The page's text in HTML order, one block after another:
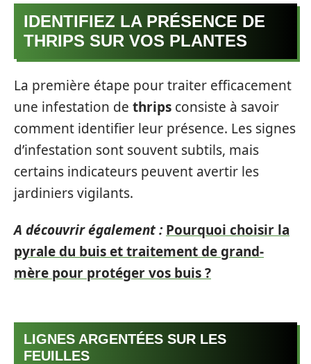
IDENTIFIEZ LA PRÉSENCE DE
THRIPS SUR VOS PLANTES
La première étape pour traiter efficacement
une infestation de thrips consiste à savoir
comment identifier leur présence. Les signes
d’infestation sont souvent subtils, mais
certains indicateurs peuvent avertir les
jardiniers vigilants.
A découvrir également : Pourquoi choisir la
pyrale du buis et traitement de grand-
mère pour protéger vos buis ?
LIGNES ARGENTÉES SUR LES
FEUILLES